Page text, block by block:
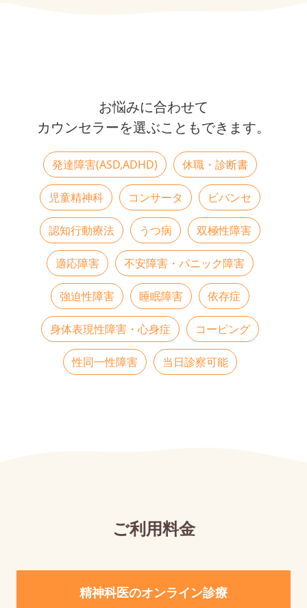
まずはゆっくり
お話ししてみませんか？
カウンセラーの一覧はこちら
お悩みに合わせて
カウンセラーを選ぶこともできます。
発達障害(ASD,ADHD) 休職・診断書
児童精神科 コンサータ ビバンセ
認知行動療法 うつ病 双極性障害
適応障害 不安障害・パニック障害
強迫性障害 睡眠障害 依存症
身体表現性障害・心身症 コーピング
性同一性障害 当日診察可能
ご利用料金
精神科医のオンライン診療